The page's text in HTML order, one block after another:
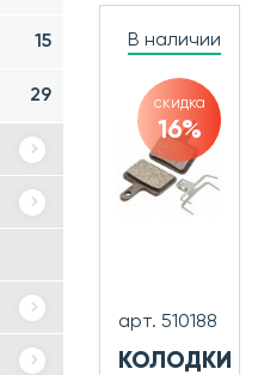
15
29
В наличии
скидка
16%
арт. 510188
КОЛОДКИ